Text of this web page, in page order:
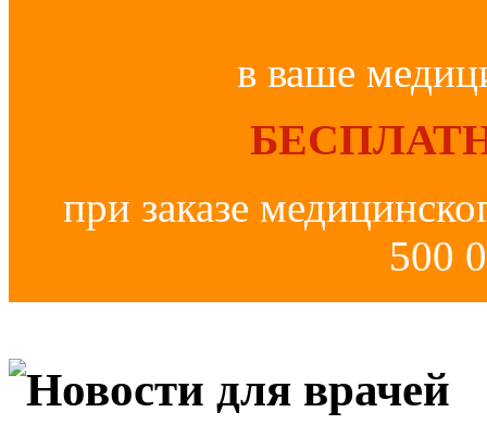
в ваше
при заказе
500
Новости для врачей